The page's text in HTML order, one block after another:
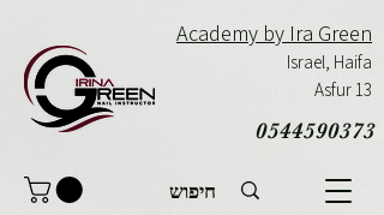
0544590373
Academy by Ira Green
Israel, Haifa
Asfur 13